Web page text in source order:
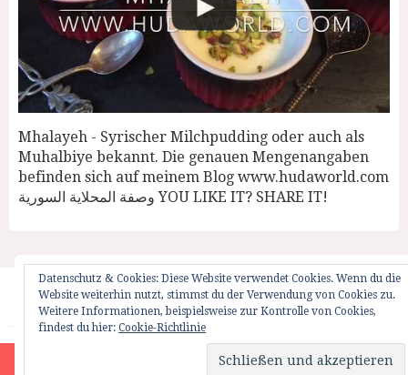
Mhalayeh - Syrischer Milchpudding oder auch als
Muhalbiye bekannt. Die genauen Mengenangaben
befinden sich auf meinem Blog www.hudaworld.com
وصفة المحلاية السورية YOU LIKE IT? SHARE IT!
Datenschutz & Cookies: Diese Website verwendet Cookies. Wenn du die
Website weiterhin nutzt, stimmst du der Verwendung von Cookies zu.
Weitere Informationen, beispielsweise zur Kontrolle von Cookies,
findest du hier: Cookie-Richtlinie
Startseite Impressum Weglot Switcher
HUDAWORLD.COM | ALL RIGHTS RESERVED | © 2012
Site is using a trial version of the theme. Please enter your